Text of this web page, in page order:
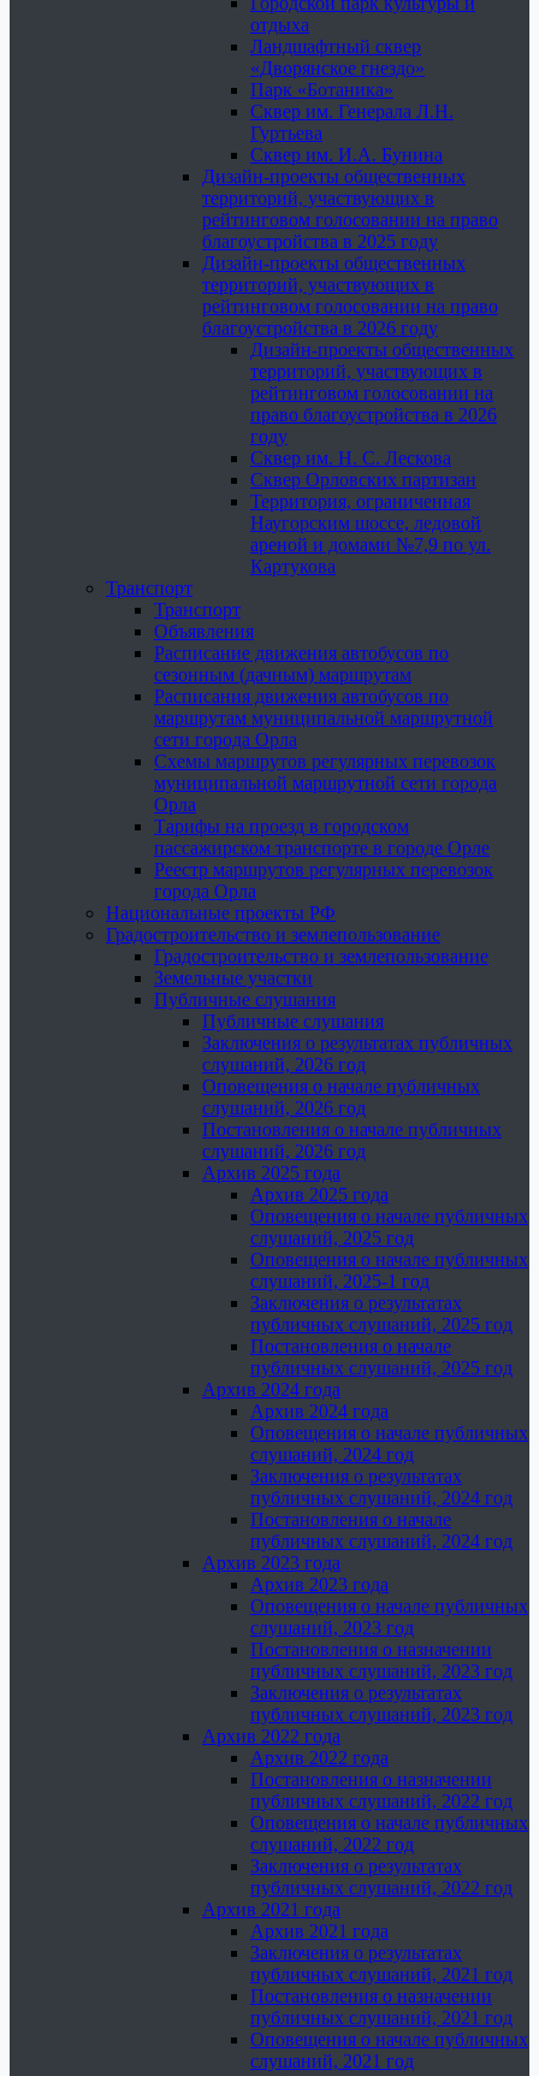
отдыха
Ландшафтный сквер
«Дворянское гнездо»
Парк «Ботаника»
Сквер им. Генерала Л.Н.
Гуртьева
Сквер им. И.А. Бунина
Дизайн-проекты общественных
территорий, участвующих в
рейтинговом голосовании на право
благоустройства в 2025 году
Дизайн-проекты общественных
территорий, участвующих в
рейтинговом голосовании на право
благоустройства в 2026 году
Дизайн-проекты общественных
территорий, участвующих в
рейтинговом голосовании на
право благоустройства в 2026
году
Сквер им. Н. С. Лескова
Сквер Орловских партизан
Территория, ограниченная
Наугорским шоссе, ледовой
ареной и домами №7,9 по ул.
Картукова
Транспорт
Транспорт
Объявления
Расписание движения автобусов по
сезонным (дачным) маршрутам
Расписания движения автобусов по
маршрутам муниципальной маршрутной
сети города Орла
Схемы маршрутов регулярных перевозок
муниципальной маршрутной сети города
Орла
Тарифы на проезд в городском
пассажирском транспорте в городе Орле
Реестр маршрутов регулярных перевозок
города Орла
Национальные проекты РФ
Градостроительство и землепользование
Градостроительство и землепользование
Земельные участки
Публичные слушания
Публичные слушания
Заключения о результатах публичных
слушаний, 2026 год
Оповещения о начале публичных
слушаний, 2026 год
Постановления о начале публичных
слушаний, 2026 год
Архив 2025 года
Архив 2025 года
Оповещения о начале публичных
слушаний, 2025 год
Оповещения о начале публичных
слушаний, 2025-1 год
Заключения о результатах
публичных слушаний, 2025 год
Постановления о начале
публичных слушаний, 2025 год
Архив 2024 года
Архив 2024 года
Оповещения о начале публичных
слушаний, 2024 год
Заключения о результатах
публичных слушаний, 2024 год
Постановления о начале
публичных слушаний, 2024 год
Архив 2023 года
Архив 2023 года
Оповещения о начале публичных
слушаний, 2023 год
Постановления о назначении
публичных слушаний, 2023 год
Заключения о результатах
публичных слушаний, 2023 год
Архив 2022 года
Архив 2022 года
Постановления о назначении
публичных слушаний, 2022 год
Оповещения о начале публичных
слушаний, 2022 год
Заключения о результатах
публичных слушаний, 2022 год
Архив 2021 года
Архив 2021 года
Заключения о результатах
публичных слушаний, 2021 год
Постановления о назначении
публичных слушаний, 2021 год
Оповещения о начале публичных
слушаний, 2021 год